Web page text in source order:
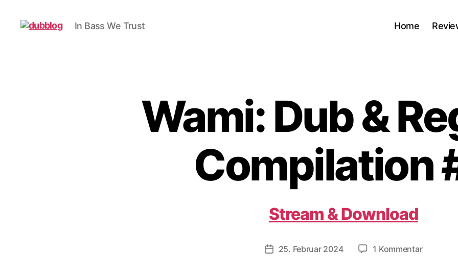
In Bass We Trust Home
Wami: Dub &
Compilation
Stream & Download
Veröffentlichungsdatum
25. Februar 2024 1 Kommentarzu